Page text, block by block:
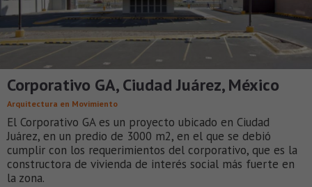
Corporativo GA, Ciudad Juárez, México
Arquitectura en Movimiento
El Corporativo GA es un proyecto ubicado en Ciudad
Juárez, en un predio de 3000 m2, en el que se debió
cumplir con los requerimientos del corporativo, que es la
constructora de vivienda de interés social más fuerte en
la zona.